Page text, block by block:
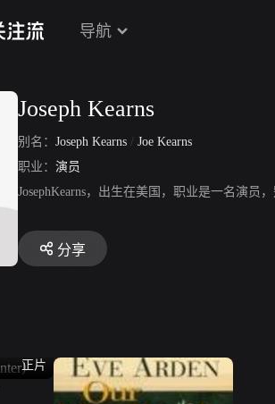
导航
Joseph Kearns
别名： Joseph Kearns / Joe Kearns
职业： 演员
JosephKearns，出生在美国，职业是一名演员
分享
正片